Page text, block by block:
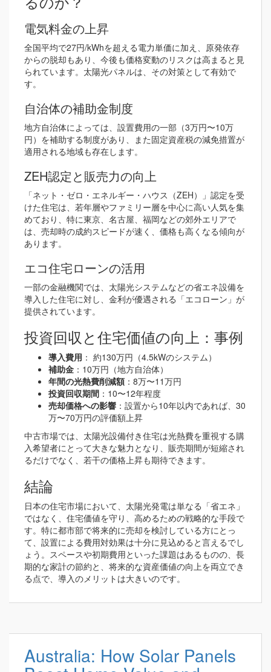
電気料金の上昇
全国平均で27円/kWhを超える電力単価に加え、原発依存
からの脱却もあり、今後も価格変動のリスクは高まると見
られています。太陽光パネルは、その対策として有効で
す。
自治体の補助金制度
地方自治体によっては、設置費用の一部（3万円〜10万
円）を補助する制度があり、また固定資産税の減免措置が
適用される地域も存在します。
ZEH認定と販売力の向上
「ネット・ゼロ・エネルギー・ハウス（ZEH）」認定を受
けた住宅は、若年層やファミリー層を中心に高い人気を集
めており、特に東京、名古屋、福岡などの郊外エリアで
は、売却時の成約スピードが速く、価格も高くなる傾向が
あります。
エコ住宅ローンの活用
一部の金融機関では、太陽光システムなどの省エネ設備を
導入した住宅に対し、金利が優遇される「エコローン」が
提供されています。
投資回収と住宅価値の向上：事例
導入費用 ： 約130万円（4.5kWのシステム）
補助金 ：10万円（地方自治体）
年間の光熱費削減額：8万〜11万円
投資回収期間 ：10〜12年程度
売却価格への影響 ：設置から10年以内であれば、30
万〜70万円の評価額上昇
中古市場では、太陽光設備付き住宅は光熱費を重視する購
入希望者にとって大きな魅力となり、販売期間が短縮され
るだけでなく、若干の価格上昇も期待できます。
結論
日本の住宅市場において、太陽光発電は単なる「省エネ」
ではなく、住宅価値を守り、高めるための戦略的な手段で
す。特に都市部で将来的に売却を検討している方にとっ
て、設置による費用対効果は十分に見込めると言えるでし
ょう。スペースや初期費用といった課題はあるものの、長
期的な家計の節約と、将来的な資産価値の向上を両立でき
る点で、導入のメリットは大きいのです。
Australia: How Solar Panels